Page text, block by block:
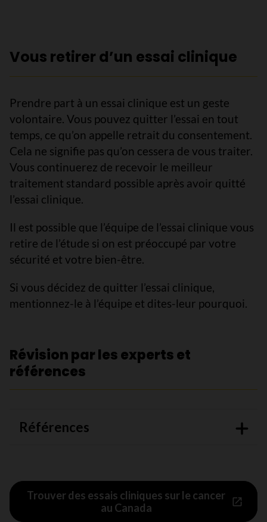
Vous retirer d’un essai clinique
Prendre part à un essai clinique est un geste
volontaire. Vous pouvez quitter l’essai en tout
temps, ce qu’on appelle retrait du consentement.
Cela ne signifie pas qu’on cessera de vous traiter.
Vous continuerez de recevoir le meilleur
traitement standard possible après avoir quitté
l’essai clinique.
Il est possible que l’équipe de l’essai clinique vous
retire de l’étude si on est préoccupé par votre
sécurité et votre bien-être.
Si vous décidez de quitter l’essai clinique,
mentionnez-le à l’équipe et dites-leur pourquoi.
Révision par les experts et
références
Références
Trouver des essais cliniques sur le cancer
au Canada